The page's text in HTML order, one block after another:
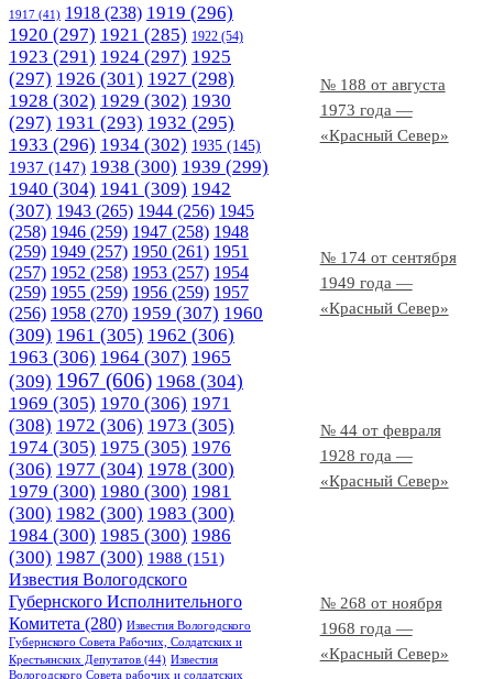
№ 188 от августа
1973 года —
«Красный Север»
№ 174 от сентября
1949 года —
«Красный Север»
№ 44 от февраля
1928 года —
«Красный Север»
№ 268 от ноября
1968 года —
«Красный Север»
1917 (41) 1918 (238) 1919 (296)
1920 (297) 1921 (285) 1922 (54)
1923 (291) 1924 (297) 1925
(297) 1926 (301) 1927 (298)
1928 (302) 1929 (302) 1930
(297) 1931 (293) 1932 (295)
1933 (296) 1934 (302) 1935 (145)
1937 (147) 1938 (300) 1939 (299)
1940 (304) 1941 (309) 1942
(307) 1943 (265) 1944 (256) 1945
(258) 1946 (259) 1947 (258) 1948
(259) 1949 (257) 1950 (261) 1951
(257) 1952 (258) 1953 (257) 1954
(259) 1955 (259) 1956 (259) 1957
(256) 1958 (270) 1959 (307) 1960
(309) 1961 (305) 1962 (306)
1963 (306) 1964 (307) 1965
(309) 1967 (606) 1968 (304)
1969 (305) 1970 (306) 1971
(308) 1972 (306) 1973 (305)
1974 (305) 1975 (305) 1976
(306) 1977 (304) 1978 (300)
1979 (300) 1980 (300) 1981
(300) 1982 (300) 1983 (300)
1984 (300) 1985 (300) 1986
(300) 1987 (300) 1988 (151)
Известия Вологодского
Губернского Исполнительного
Комитета (280) Известия Вологодского
Губернского Совета Рабочих, Солдатских и
Крестьянских Депутатов (44) Известия
Вологодского Совета рабочих и солдатских